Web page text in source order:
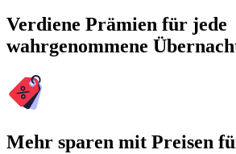
Verdiene Prämien für jede
wahrgenommene
Mehr sparen mit Preisen